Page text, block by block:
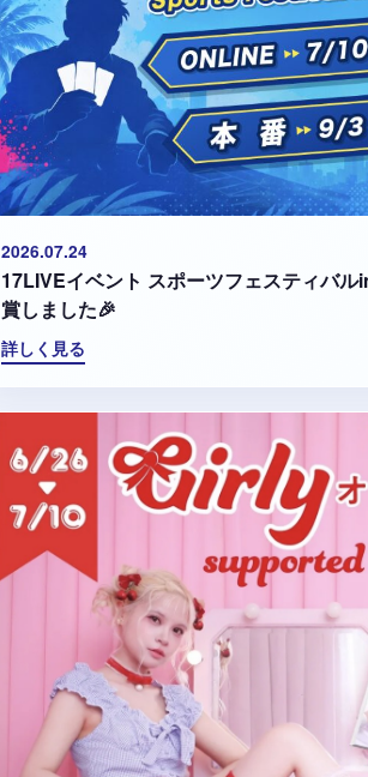
2026.07.24
17LIVEイベント スポーツフェスティバ
賞しました🎉
詳しく見る